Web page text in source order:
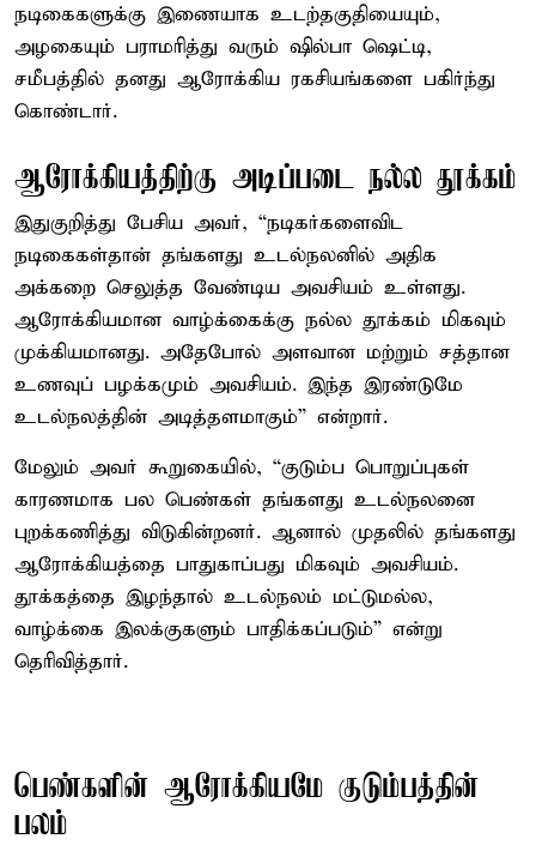
நடிகைகளுக்கு இணையாக உடற்தகுதியையும்,
அழகையும் பராமரித்து வரும் ஷில்பா ஷெட்டி,
சமீபத்தில் தனது ஆரோக்கிய ரகசியங்களை பகிர்ந்து
கொண்டார்.
ஆரோக்கியத்திற்கு அடிப்படை நல்ல தூக்கம்
இதுகுறித்து பேசிய அவர், “நடிகர்களைவிட
நடிகைகள்தான் தங்களது உடல்நலனில் அதிக
அக்கறை செலுத்த வேண்டிய அவசியம் உள்ளது.
ஆரோக்கியமான வாழ்க்கைக்கு நல்ல தூக்கம் மிகவும்
முக்கியமானது. அதேபோல் அளவான மற்றும் சத்தான
உணவுப் பழக்கமும் அவசியம். இந்த இரண்டுமே
உடல்நலத்தின் அடித்தளமாகும்” என்றார்.
மேலும் அவர் கூறுகையில், “குடும்ப பொறுப்புகள்
காரணமாக பல பெண்கள் தங்களது உடல்நலனை
புறக்கணித்து விடுகின்றனர். ஆனால் முதலில் தங்களது
ஆரோக்கியத்தை பாதுகாப்பது மிகவும் அவசியம்.
தூக்கத்தை இழந்தால் உடல்நலம் மட்டுமல்ல,
வாழ்க்கை இலக்குகளும் பாதிக்கப்படும்” என்று
தெரிவித்தார்.
பெண்களின் ஆரோக்கியமே குடும்பத்தின்
பலம்